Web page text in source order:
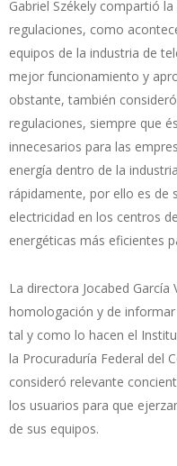
Gabriel Székely compartió
regulaciones, como
equipos de la industria de
mejor funcionamiento y
obstante, también
regulaciones, siempre que
innecesarios para las
energía dentro de la
rápidamente, por ello es de
electricidad en los centros
energéticas más eficientes
La directora Jocabed
homologación y de
tal y como lo hacen el
la Procuraduría Federal del
consideró relevante
los usuarios para que
de sus equipos.